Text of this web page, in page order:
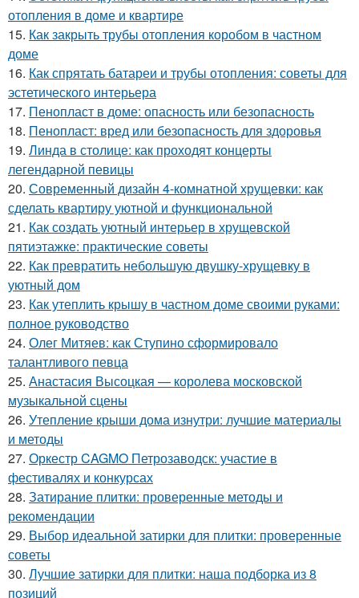
отопления в доме и квартире
15. Как закрыть трубы отопления коробом в частном
доме
16. Как спрятать батареи и трубы отопления: советы для
эстетического интерьера
17. Пенопласт в доме: опасность или безопасность
18. Пенопласт: вред или безопасность для здоровья
19. Линда в столице: как проходят концерты
легендарной певицы
20. Современный дизайн 4-комнатной хрущевки: как
сделать квартиру уютной и функциональной
21. Как создать уютный интерьер в хрущевской
пятиэтажке: практические советы
22. Как превратить небольшую двушку-хрущевку в
уютный дом
23. Как утеплить крышу в частном доме своими руками:
полное руководство
24. Олег Митяев: как Ступино сформировало
талантливого певца
25. Анастасия Высоцкая — королева московской
музыкальной сцены
26. Утепление крыши дома изнутри: лучшие материалы
и методы
27. Оркестр CAGMO Петрозаводск: участие в
фестивалях и конкурсах
28. Затирание плитки: проверенные методы и
рекомендации
29. Выбор идеальной затирки для плитки: проверенные
советы
30. Лучшие затирки для плитки: наша подборка из 8
позиций